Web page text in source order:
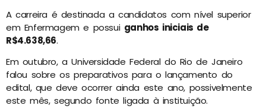
A carreira é destinada a candidatos com nível superior
em Enfermagem e possui ganhos iniciais de
R$4.638,66.
Em outubro, a Universidade Federal do Rio de Janeiro
falou sobre os preparativos para o lançamento do
edital, que deve ocorrer ainda este ano, possivelmente
este mês, segundo fonte ligada à instituição.